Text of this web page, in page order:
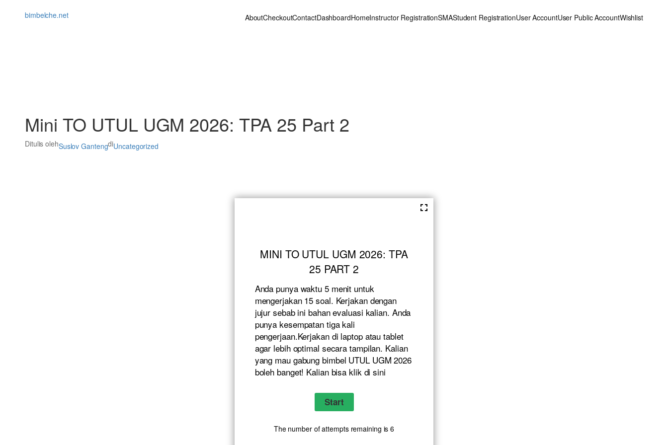
bimbelche.net AboutCheckoutContactDashboardHomeInstructor RegistrationSMAStudent RegistrationUser AccountUser Public AccountWishlist
Mini TO UTUL UGM 2026: TPA 25 Part 2
Ditulis olehSuslov GantengdiUncategorized
MINI TO UTUL UGM 2026: TPA
25 PART 2
Anda punya waktu 5 menit untuk
mengerjakan 15 soal. Kerjakan dengan
jujur sebab ini bahan evaluasi kalian. Anda
punya kesempatan tiga kali
pengerjaan.Kerjakan di laptop atau tablet
agar lebih optimal secara tampilan. Kalian
yang mau gabung bimbel UTUL UGM 2026
boleh banget! Kalian bisa klik di sini
The number of attempts remaining is 6